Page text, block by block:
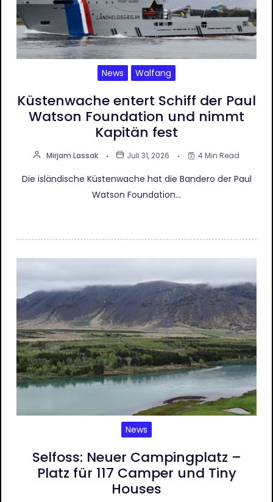
News Walfang
Küstenwache entert Schiff der Paul
Watson Foundation und nimmt
Kapitän fest
Mirjam Lassak Juli 31, 2026 4 Min Read
Die isländische Küstenwache hat die Bandero der Paul
Watson Foundation…
News
Selfoss: Neuer Campingplatz –
Platz für 117 Camper und Tiny
Houses